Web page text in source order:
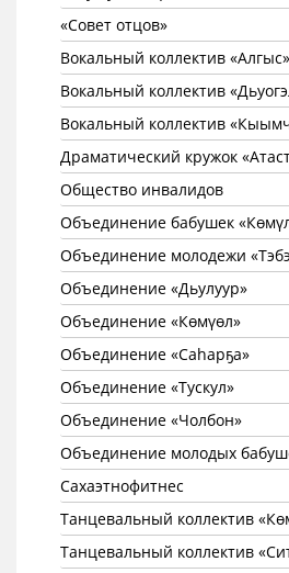
«Совет отцов»
Вокальный коллектив «Алгыс»
Вокальный коллектив
Вокальный коллектив
Драматический кружок
Общество инвалидов
Объединение бабушек
Объединение молодежи
Объединение «Дьулуур»
Объединение «Көмүөл»
Объединение «Саhарҕа»
Объединение «Тускул»
Объединение «Чолбон»
Объединение молодых
Сахаэтнофитнес
Танцевальный коллектив
Танцевальный коллектив